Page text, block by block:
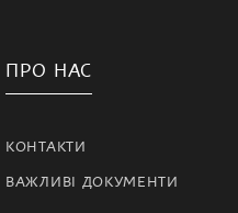
ПРО НАС
КОНТАКТИ
ВАЖЛИВІ ДОКУМЕНТИ